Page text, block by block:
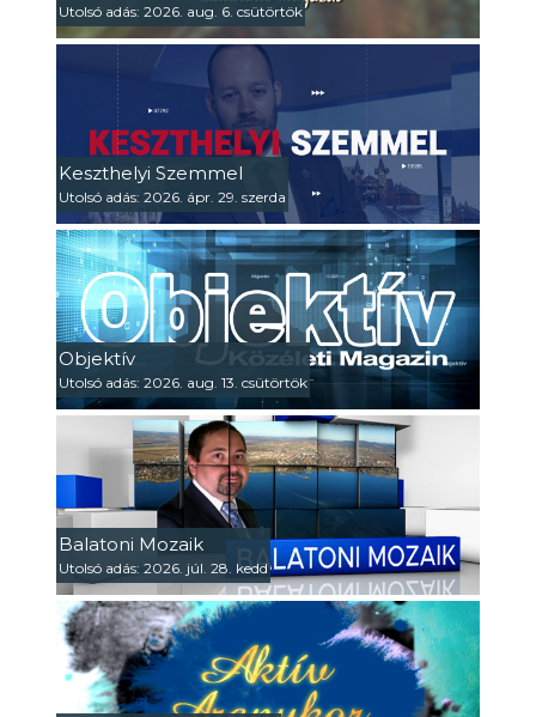
Utolsó adás: 2026. aug. 6. csütörtök
Keszthelyi Szemmel
Utolsó adás: 2026. ápr. 29. szerda
Objektív
Utolsó adás: 2026. aug. 13. csütörtök
Balatoni Mozaik
Utolsó adás: 2026. júl. 28. kedd